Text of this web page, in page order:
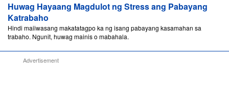
Huwag Hayaang Magdulot ng Stress ang Pabayang
Katrabaho
Hindi maiiwasang makatatagpo ka ng isang pabayang kasamahan sa
trabaho. Ngunit, huwag mainis o mabahala.
Advertisement